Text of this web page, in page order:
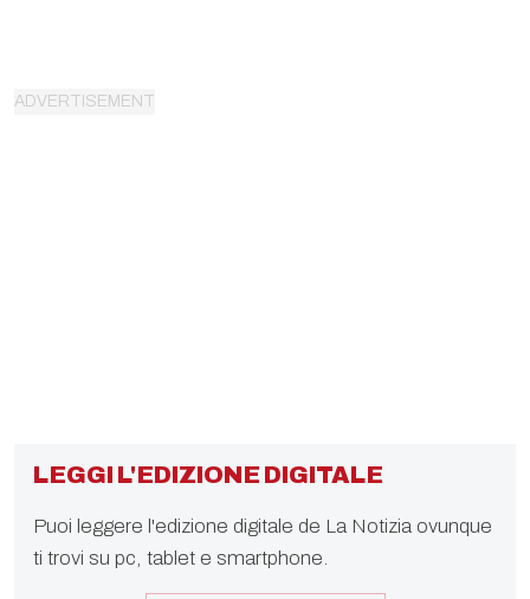
LEGGI L'EDIZIONE DIGITALE
Puoi leggere l'edizione digitale de La Notizia ovunque
ti trovi su pc, tablet e smartphone.